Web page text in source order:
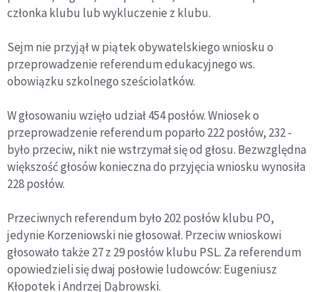
członka klubu lub wykluczenie z klubu.
Sejm nie przyjął w piątek obywatelskiego wniosku o
przeprowadzenie referendum edukacyjnego ws.
obowiązku szkolnego sześciolatków.
W głosowaniu wzięło udział 454 posłów. Wniosek o
przeprowadzenie referendum poparło 222 posłów, 232 -
było przeciw, nikt nie wstrzymał się od głosu. Bezwzględna
większość głosów konieczna do przyjęcia wniosku wynosiła
228 posłów.
Przeciwnych referendum było 202 posłów klubu PO,
jedynie Korzeniowski nie głosował. Przeciw wnioskowi
głosowało także 27 z 29 posłów klubu PSL. Za referendum
opowiedzieli się dwaj posłowie ludowców: Eugeniusz
Kłopotek i Andrzej Dąbrowski.